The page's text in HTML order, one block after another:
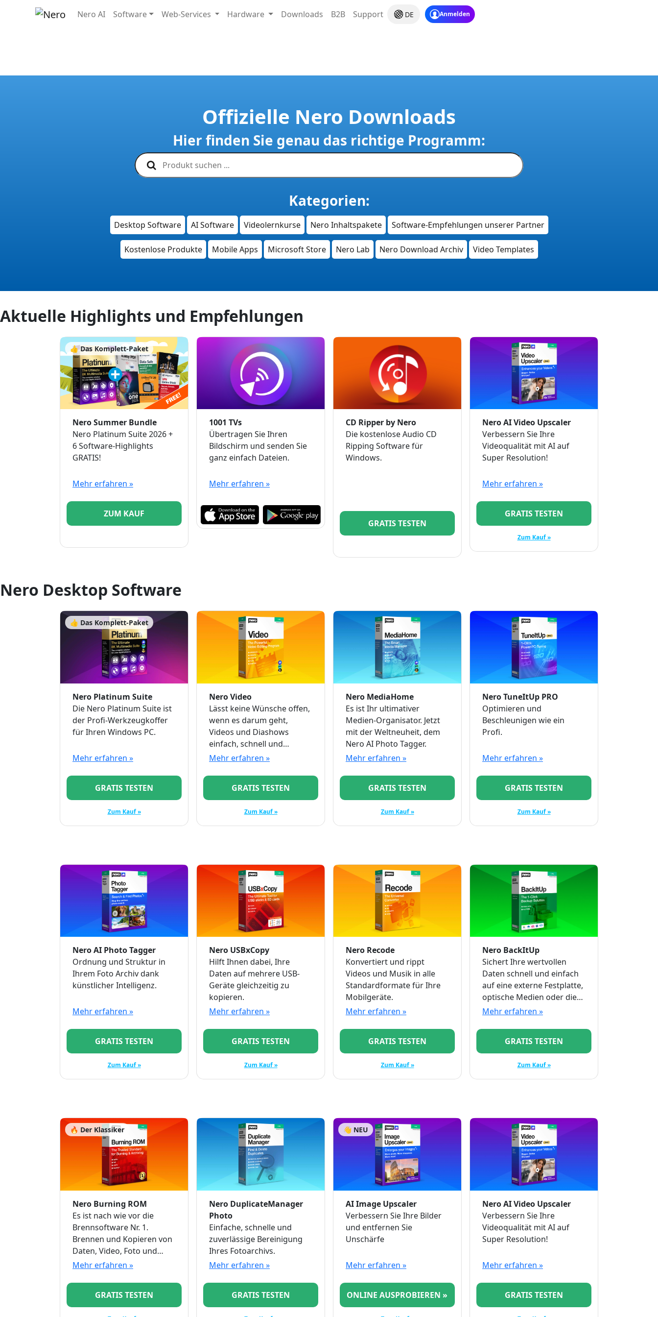
Nero AI Software Web-Services Hardware Downloads B2B Support DE
Offizielle Nero Downloads
Hier finden Sie genau das richtige Programm:
Kategorien:
Desktop Software AI Software Videolernkurse Nero Inhaltspakete Software-Empfehlungen unserer Partner
Kostenlose Produkte Mobile Apps Microsoft Store Nero Lab Nero Download Archiv Video Templates
Aktuelle Highlights und Empfehlungen
👍 Das Komplett-Paket
Nero Summer Bundle
Nero Platinum Suite 2026 +
6 Software-Highlights
GRATIS!
Mehr erfahren »
ZUM KAUF
1001 TVs
Übertragen Sie Ihren
Bildschirm und senden Sie
ganz einfach Dateien.
Mehr erfahren »
CD Ripper by Nero
Die kostenlose Audio CD
Ripping Software für
Windows.
GRATIS TESTEN
Nero AI Video Upscaler
Verbessern Sie Ihre
Videoqualität mit AI auf
Super Resolution!
Mehr erfahren »
GRATIS TESTEN
Zum Kauf »
Nero Desktop Software
👍 Das Komplett-Paket
Nero Platinum Suite
Die Nero Platinum Suite ist
der Profi-Werkzeugkoffer
für Ihren Windows PC.
Mehr erfahren »
GRATIS TESTEN
Zum Kauf »
Nero Video
Lässt keine Wünsche offen,
wenn es darum geht,
Videos und Diashows
einfach, schnell und
professionell umzusetzen.
Mehr erfahren »
GRATIS TESTEN
Zum Kauf »
Nero MediaHome
Es ist Ihr ultimativer
Medien-Organisator. Jetzt
mit der Weltneuheit, dem
Nero AI Photo Tagger.
Mehr erfahren »
GRATIS TESTEN
Zum Kauf »
Nero TuneItUp PRO
Optimieren und
Beschleunigen wie ein
Profi.
Mehr erfahren »
GRATIS TESTEN
Zum Kauf »
Nero AI Photo Tagger
Ordnung und Struktur in
Ihrem Foto Archiv dank
künstlicher Intelligenz.
Mehr erfahren »
GRATIS TESTEN
Zum Kauf »
Nero USBxCopy
Hilft Ihnen dabei, Ihre
Daten auf mehrere USB-
Geräte gleichzeitig zu
kopieren.
Mehr erfahren »
GRATIS TESTEN
Zum Kauf »
Nero Recode
Konvertiert und rippt
Videos und Musik in alle
Standardformate für Ihre
Mobilgeräte.
Mehr erfahren »
GRATIS TESTEN
Zum Kauf »
Nero BackItUp
Sichert Ihre wertvollen
Daten schnell und einfach
auf eine externe Festplatte,
optische Medien oder die
Cloud.
Mehr erfahren »
GRATIS TESTEN
Zum Kauf »
🔥 Der Klassiker
Nero Burning ROM
Es ist nach wie vor die
Brennsoftware Nr. 1.
Brennen und Kopieren von
Daten, Video, Foto und
Musik auf CD, DVD und Blu-
Mehr erfahren »
GRATIS TESTEN
Nero DuplicateManager
Photo
Einfache, schnelle und
zuverlässige Bereinigung
Ihres Fotoarchivs.
Mehr erfahren »
GRATIS TESTEN
👋 NEU
AI Image Upscaler
Verbessern Sie Ihre Bilder
und entfernen Sie
Unschärfe
Mehr erfahren »
ONLINE AUSPROBIEREN »
Nero AI Video Upscaler
Verbessern Sie Ihre
Videoqualität mit AI auf
Super Resolution!
Mehr erfahren »
GRATIS TESTEN